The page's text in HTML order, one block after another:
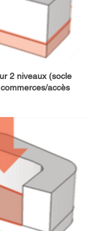
2 niveaux (socle
accès